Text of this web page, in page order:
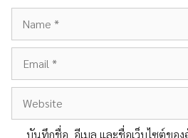
บันทึกชื่อ, อีเมล และชื่อเว็บไซต์ขอ